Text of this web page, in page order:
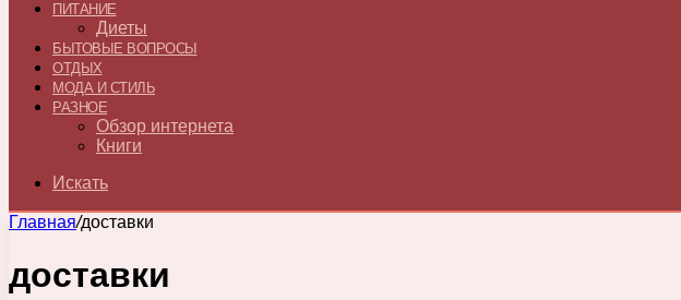
ПИТАНИЕ
Диеты
БЫТОВЫЕ ВОПРОСЫ
ОТДЫХ
МОДА И СТИЛЬ
РАЗНОЕ
Обзор интернета
Книги
Искать
Главная/доставки
доставки